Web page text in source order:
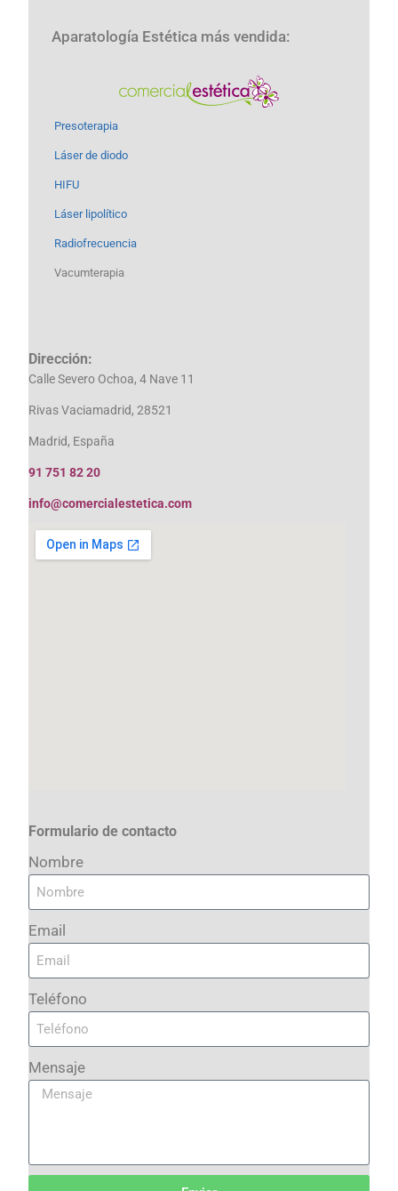
Aparatología Estética más vendida:
Presoterapia
Láser de diodo
HIFU
Láser lipolítico
Radiofrecuencia
Vacumterapia
Dirección:
Calle Severo Ochoa, 4 Nave 11
Rivas Vaciamadrid, 28521
Madrid, España
91 751 82 20
info@comercialestetica.com
Formulario de contacto
Nombre
Email
Teléfono
Mensaje